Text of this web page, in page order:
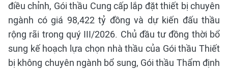
điều chỉnh, Gói thầu Cung cấp lắp đặt thiết bị chuyên
ngành có giá 98,422 tỷ đồng và dự kiến đấu thầu
rộng rãi trong quý III/2026. Chủ đầu tư đồng thời bổ
sung kế hoạch lựa chọn nhà thầu của Gói thầu Thiết
bị không chuyên ngành bổ sung, Gói thầu Thẩm định